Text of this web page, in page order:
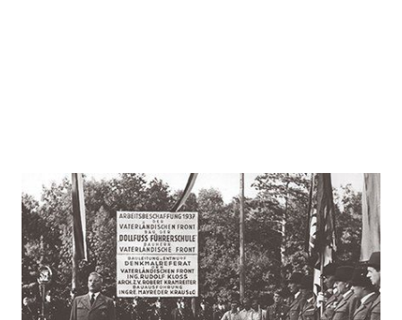
Das schwarze Wien
Zur Wunschliste hinzufügen